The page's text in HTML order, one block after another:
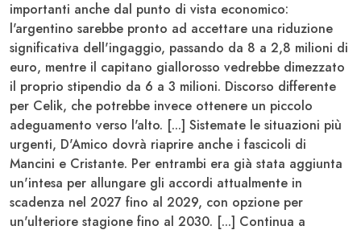
importanti anche dal punto di vista economico:
l'argentino sarebbe pronto ad accettare una riduzione
significativa dell'ingaggio, passando da 8 a 2,8 milioni di
euro, mentre il capitano giallorosso vedrebbe dimezzato
il proprio stipendio da 6 a 3 milioni. Discorso differente
per Celik, che potrebbe invece ottenere un piccolo
adeguamento verso l'alto. [...] Sistemate le situazioni più
urgenti, D'Amico dovrà riaprire anche i fascicoli di
Mancini e Cristante. Per entrambi era già stata aggiunta
un'intesa per allungare gli accordi attualmente in
scadenza nel 2027 fino al 2029, con opzione per
un'ulteriore stagione fino al 2030. [...] Continua a